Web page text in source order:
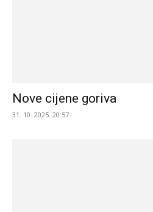
Nove cijene goriva
31. 10. 2025. 20:57